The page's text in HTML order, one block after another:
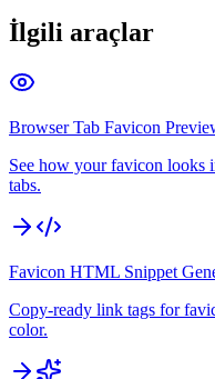
İlgili araçlar
Browser Tab Favicon
See how your favicon looks
tabs.
Favicon HTML Snippet
Copy-ready link tags for
color.